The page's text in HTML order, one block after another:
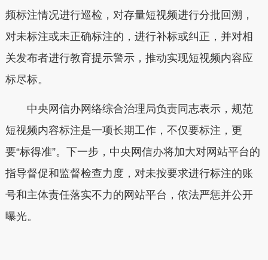
频标注情况进行巡检，对存量短视频进行分批回溯，
对未标注或未正确标注的，进行补标或纠正，并对相
关发布者进行教育提示警示，推动实现短视频内容应
标尽标。
中央网信办网络综合治理局负责同志表示，规范
短视频内容标注是一项长期工作，不仅要标注，更
要“标得准”。下一步，中央网信办将加大对网站平台的
指导督促和监督检查力度，对未按要求进行标注的账
号和主体责任落实不力的网站平台，依法严惩并公开
曝光。